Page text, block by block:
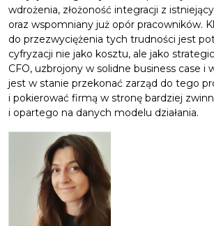
wdrożenia, złożoność integracji z
oraz wspomniany już opór pracowników.
do przezwyciężenia tych trudności jest
cyfryzacji nie jako kosztu, ale jako
CFO, uzbrojony w solidne business case i
jest w stanie przekonać zarząd do tego
i pokierować firmą w stronę bardziej
i opartego na danych modelu działania.